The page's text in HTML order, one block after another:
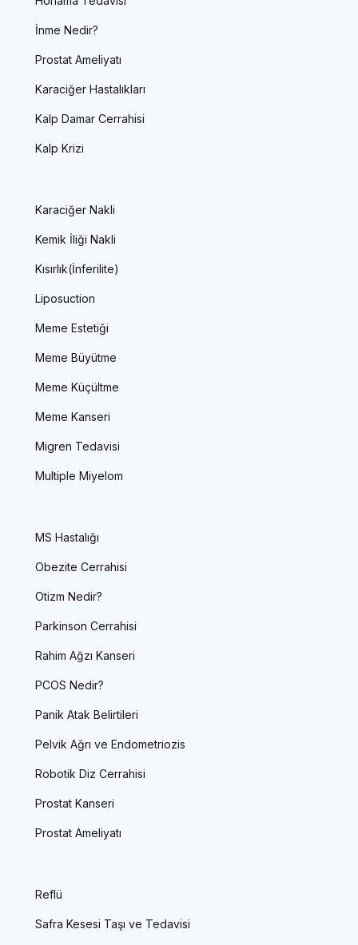
İnme Nedir?
Prostat Ameliyatı
Karaciğer Hastalıkları
Kalp Damar Cerrahisi
Kalp Krizi
Karaciğer Nakli
Kemik İliği Nakli
Kısırlık(İnferilite)
Liposuction
Meme Estetiği
Meme Büyütme
Meme Küçültme
Meme Kanseri
Migren Tedavisi
Multiple Miyelom
MS Hastalığı
Obezite Cerrahisi
Otizm Nedir?
Parkinson Cerrahisi
Rahim Ağzı Kanseri
PCOS Nedir?
Panik Atak Belirtileri
Pelvik Ağrı ve Endometriozis
Robotik Diz Cerrahisi
Prostat Kanseri
Prostat Ameliyatı
Reflü
Safra Kesesi Taşı ve Tedavisi